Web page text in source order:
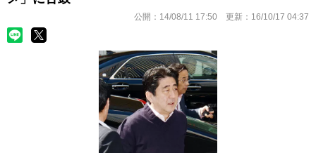
公開： 14/08/11 17:50 更新： 16/10/17 04:37